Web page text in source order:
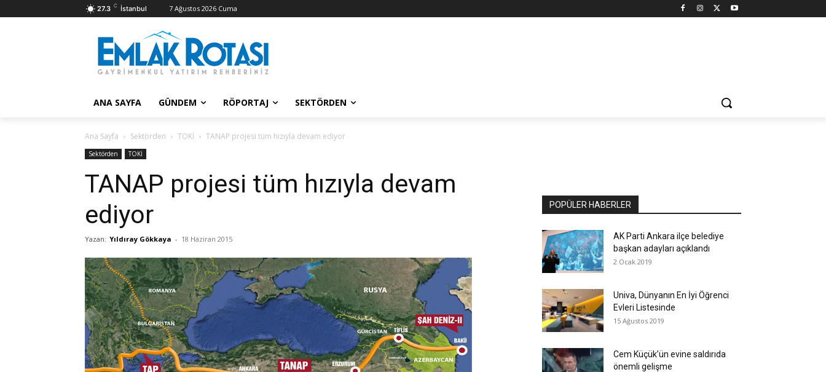
27.3 C İstanbul 7 Ağustos 2026 Cuma
ANA SAYFA GÜNDEM RÖPORTAJ SEKTÖRDEN
Ana Sayfa Sektörden TOKİ TANAP projesi tüm hızıyla devam ediyor
Sektörden TOKİ
TANAP projesi tüm hızıyla devam
ediyor
Yazan: Yıldıray Gökkaya - 18 Haziran 2015
POPÜLER HABERLER
AK Parti Ankara ilçe belediye
başkan adayları açıklandı
2 Ocak 2019
Univa, Dünyanın En İyi Öğrenci
Evleri Listesinde
15 Ağustos 2019
Cem Küçük’ün evine saldırıda
önemli gelişme